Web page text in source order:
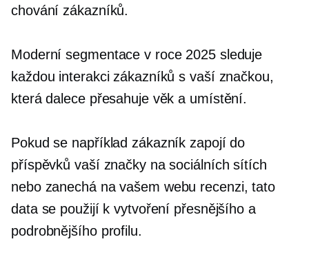
chování zákazníků.
Moderní segmentace v roce 2025 sleduje
každou interakci zákazníků s vaší značkou,
která dalece přesahuje věk a umístění.
Pokud se například zákazník zapojí do
příspěvků vaší značky na sociálních sítích
nebo zanechá na vašem webu recenzi, tato
data se použijí k vytvoření přesnějšího a
podrobnějšího profilu.